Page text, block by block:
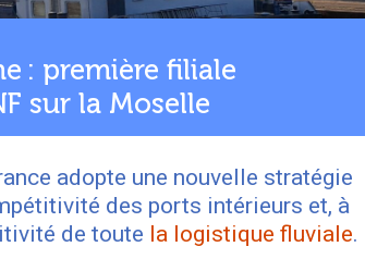
: première filiale
sur la Moselle
adopte une nouvelle stratégie
des ports intérieurs et, à
de toute la logistique fluviale.